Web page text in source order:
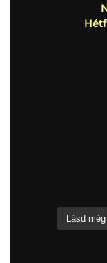
Lásd még